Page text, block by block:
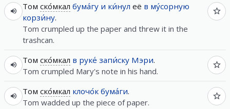
Том ско́мкал бума́гу и ки́нул её в му́сорную
корзи́ну.
Tom crumpled up the paper and threw it in the
trashcan.
Том ско́мкал в руке́ запи́ску Мэри.
Tom crumpled Mary's note in his hand.
Том ско́мкал клочо́к бума́ги.
Tom wadded up the piece of paper.